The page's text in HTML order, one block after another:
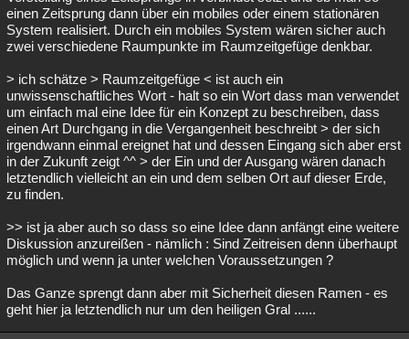
einen Zeitsprung dann über ein mobiles oder einem stationären
System realisiert. Durch ein mobiles System wären sicher auch
zwei verschiedene Raumpunkte im Raumzeitgefüge denkbar.
> ich schätze > Raumzeitgefüge < ist auch ein
unwissenschaftliches Wort - halt so ein Wort dass man verwendet
um einfach mal eine Idee für ein Konzept zu beschreiben, dass
einen Art Durchgang in die Vergangenheit beschreibt > der sich
irgendwann einmal ereignet hat und dessen Eingang sich aber erst
in der Zukunft zeigt ^^ > der Ein und der Ausgang wären danach
letztendlich vielleicht an ein und dem selben Ort auf dieser Erde,
zu finden.
>> ist ja aber auch so dass so eine Idee dann anfängt eine weitere
Diskussion anzureißen - nämlich : Sind Zeitreisen denn überhaupt
möglich und wenn ja unter welchen Voraussetzungen ?
Das Ganze sprengt dann aber mit Sicherheit diesen Ramen - es
geht hier ja letztendlich nur um den heiligen Gral ......